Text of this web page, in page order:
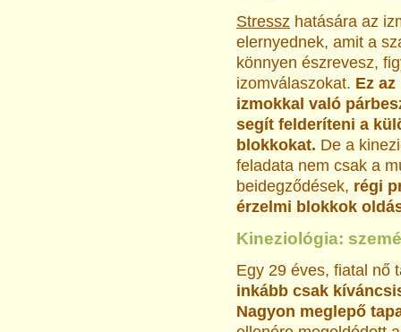
Stressz hatására az
elernyednek, amit a
könnyen észrevesz,
izomválaszokat. Ez az
izmokkal való
segít felderíteni a
blokkokat. De a
feladata nem csak a
beidegződések, régi
érzelmi blokkok
Kineziológia:
Egy 29 éves, fiatal nő
inkább csak
Nagyon meglepő